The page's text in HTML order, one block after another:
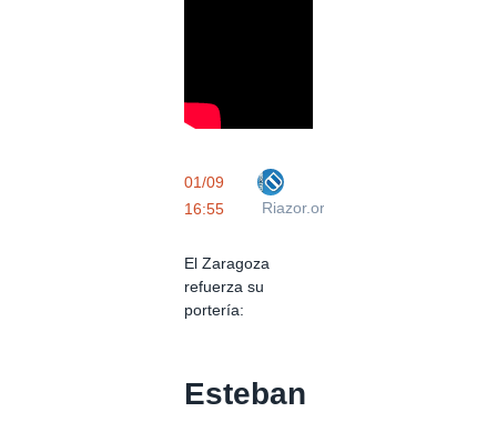
01/09
16:55
Riazor.org
El Zaragoza
refuerza su
portería:
Esteban